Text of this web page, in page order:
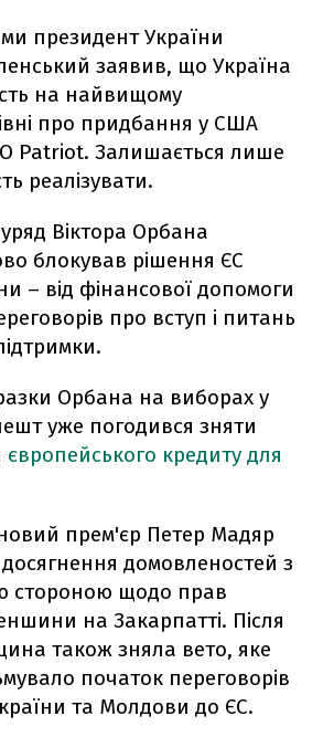
президент України
заявив, що Україна
на найвищому
про придбання у США
Patriot. Залишається лише
реалізувати.
Віктора Орбана
блокував рішення ЄС
– від фінансової допомоги
про вступ і питань
Орбана на виборах у
уже погодився зняти
європейського кредиту для
прем'єр Петер Мадяр
домовленостей з
стороною щодо прав
на Закарпатті. Після
також зняла вето, яке
початок переговорів
та Молдови до ЄС.